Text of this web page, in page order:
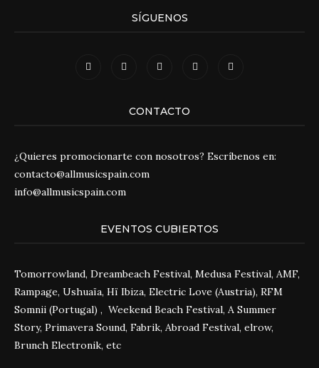
SÍGUENOS
CONTACTO
¿Quieres promocionarte con nosotros? Escríbenos en:
contacto@allmusicspain.com
info@allmusicspain.com
EVENTOS CUBIERTOS
Tomorrowland, Dreambeach Festival, Medusa Festival, AMF,
Rampage, Ushuaïa, Hï Ibiza, Electric Love (Austria), RFM
Somnii (Portugal) , Weekend Beach Festival, A Summer
Story, Primavera Sound, Fabrik, Abroad Festival, elrow,
Brunch Electronik, etc